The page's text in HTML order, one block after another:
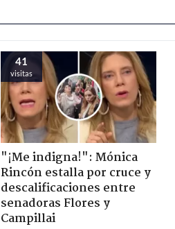
41
visitas
"¡Me indigna!": Mónica
Rincón estalla por cruce y
descalificaciones entre
senadoras Flores y
Campillai